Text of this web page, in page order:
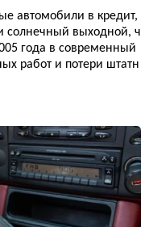
автомобили в кредит,
солнечный выходной, ч
года в современный
работ и потери штатн